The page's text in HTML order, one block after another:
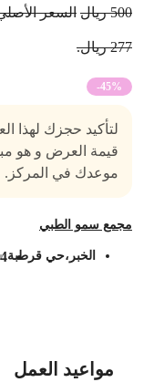
ريال السعر الأصلي هو: 500
-45%
لتأكيد حجزك لهذا
قيمة العرض و هو مبلغ
موعدك في المركز.
سمو الطبي
الخبر،حي قرطبة4.4
(
مواعيد العمل